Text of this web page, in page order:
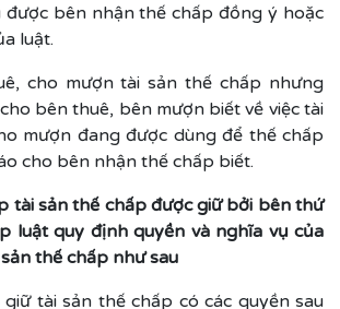
được bên nhận thế chấp đồng ý hoặc
luật.
cho mượn tài sản thế chấp nhưng
bên thuê, bên mượn biết về việc tài
mượn đang được dùng để thế chấp
cho bên nhận thế chấp biết.
tài sản thế chấp được giữ bởi bên thứ
luật quy định quyền và nghĩa vụ của
thế chấp như sau
tài sản thế chấp có các quyền sau